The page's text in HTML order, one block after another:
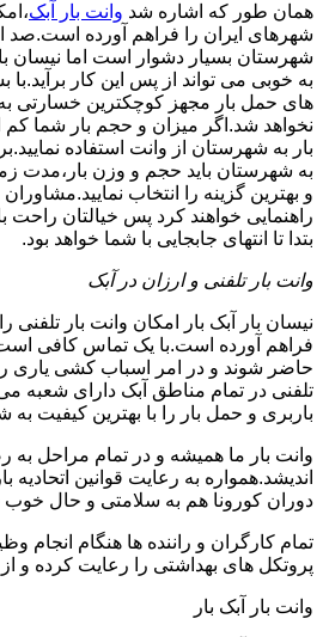
همان طور که اشاره شد وانت بار آبک
شهرهای ایران را فراهم آورده است.صد
شهرستان بسیار دشوار است اما نیسان
به خوبی می تواند از پس این کار
های حمل بار مجهز کوچکترین خسارتی به
نخواهد شد.اگر میزان و حجم بار شما
بار به شهرستان از وانت استفاده
به شهرستان باید حجم و وزن بار،مدت
و بهترین گزینه را انتخاب نمایید.مشاوران
راهنمایی خواهند کرد پس خیالتان راحت
بتدا تا انتهای جابجایی با شما خواهد بود.
وانت بار تلفنی و ارزان در آبک
نیسان بار آبک بار امکان وانت بار
فراهم آورده است.با یک تماس کافی
حاضر شوند و در امر اسباب کشی یاری
تلفنی در تمام مناطق آبک دارای شعبه
باربری و حمل بار را با بهترین کیفیت به
وانت بار ما همیشه و در تمام مراحل
اندیشد.همواره به رعایت قوانین اتحادیه
دوران کورونا هم به سلامتی و حال
تمام کارگران و راننده ها هنگام انجام
پروتکل های بهداشتی را رعایت کرده و
وانت بار آبک بار